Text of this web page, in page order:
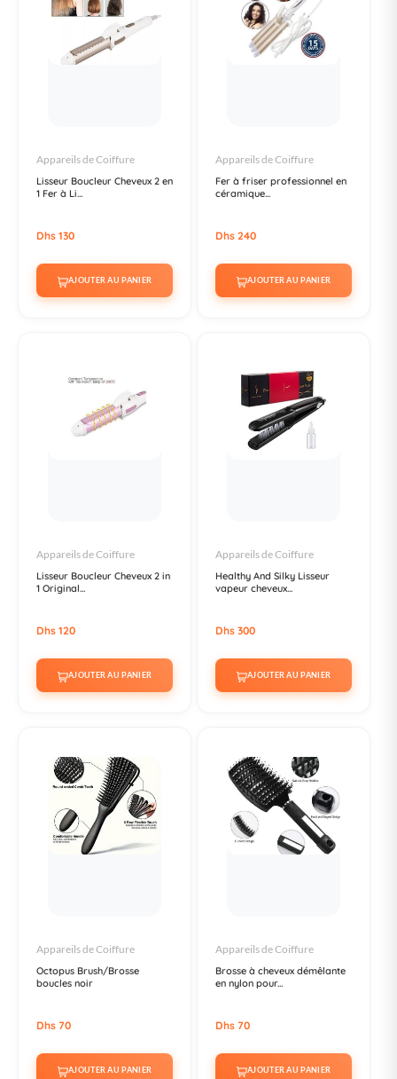
Appareils de Coiffure
Lisseur Boucleur Cheveux 2 en
1 Fer à Li...
Dhs 130
AJOUTER AU PANIER
Appareils de Coiffure
Fer à friser professionnel en
céramique...
Dhs 240
AJOUTER AU PANIER
Appareils de Coiffure
Lisseur Boucleur Cheveux 2 in
1 Original...
Dhs 120
AJOUTER AU PANIER
Appareils de Coiffure
Healthy And Silky Lisseur
vapeur cheveux...
Dhs 300
AJOUTER AU PANIER
Appareils de Coiffure
Octopus Brush/Brosse
boucles noir
Dhs 70
AJOUTER AU PANIER
Appareils de Coiffure
Brosse à cheveux démêlante
en nylon pour...
Dhs 70
AJOUTER AU PANIER